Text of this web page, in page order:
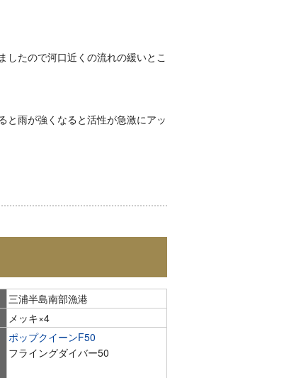
したので河口近くの流れの緩いとこ
と雨が強くなると活性が急激にアッ
三浦半島南部漁港
メッキ×4
ポップクイーンF50
フライングダイバー50